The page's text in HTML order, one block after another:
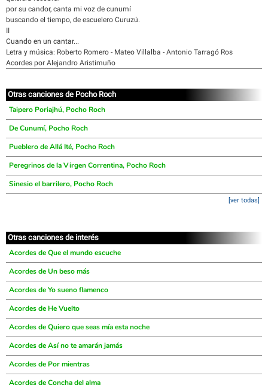
por su candor, canta mi voz de cunumí
buscando el tiempo, de escuelero Curuzú.
II
Cuando en un cantar...
Letra y música: Roberto Romero - Mateo Villalba - Antonio Tarragó Ros
Acordes por Alejandro Aristimuño
Otras canciones de Pocho Roch
Taipero Poriajhú, Pocho Roch
De Cunumí, Pocho Roch
Pueblero de Allá Ité, Pocho Roch
Peregrinos de la Virgen Correntina, Pocho Roch
Sinesio el barrilero, Pocho Roch
[ver todas]
Otras canciones de interés
Acordes de Que el mundo escuche
Acordes de Un beso más
Acordes de Yo sueno flamenco
Acordes de He Vuelto
Acordes de Quiero que seas mía esta noche
Acordes de Así no te amarán jamás
Acordes de Por mientras
Acordes de Concha del alma